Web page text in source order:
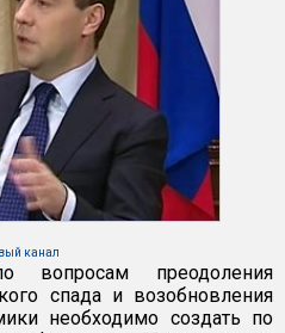
канал
вопросам преодоления
спада и возобновления
необходимо создать по